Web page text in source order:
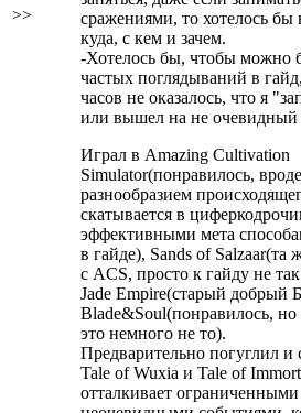
>>
сражениями, то хотелось бы
куда, с кем и зачем.
-Хотелось бы, чтобы можно
частых поглядываний в
часов не оказалось, что я
или вышел на не очевидный
Играл в Amazing Cultivation
Simulator(понравилось,
разнообразием
скатывается в
эффективными мета
в гайде), Sands of Salzaar(та
с ACS, просто к гайду не
Jade Empire(старый добрый
Blade&Soul(понравилось,
это немного не то).
Предварительно погуглил и
Tale of Wuxia и Tale of
отталкивает